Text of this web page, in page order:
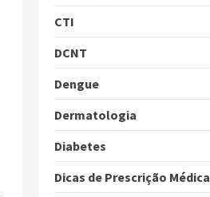
CTI
DCNT
Dengue
Dermatologia
Diabetes
Dicas de Prescrição Médica